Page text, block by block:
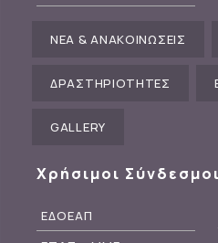
ΝΕΑ & ΑΝΑΚΟΙΝΩΣΕΙΣ
ΔΡΑΣΤΗΡΙΟΤΗΤΕΣ
GALLERY
Χρήσιμοι Σύνδεσμοι
ΕΔΟΕΑΠ